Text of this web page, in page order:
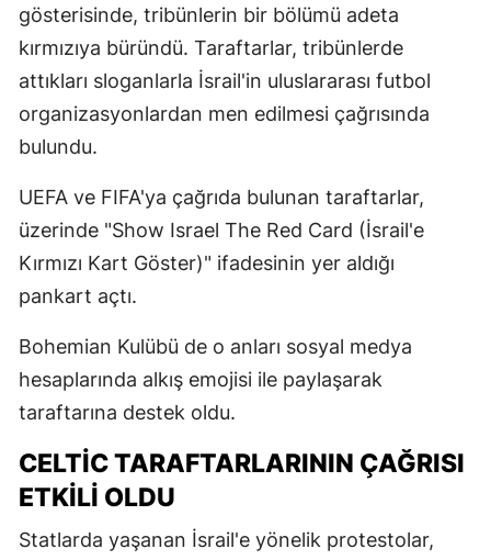
gösterisinde, tribünlerin bir bölümü adeta
kırmızıya büründü. Taraftarlar, tribünlerde
attıkları sloganlarla İsrail'in uluslararası futbol
organizasyonlardan men edilmesi çağrısında
bulundu.
UEFA ve FIFA'ya çağrıda bulunan taraftarlar,
üzerinde "Show Israel The Red Card (İsrail'e
Kırmızı Kart Göster)" ifadesinin yer aldığı
pankart açtı.
Bohemian Kulübü de o anları sosyal medya
hesaplarında alkış emojisi ile paylaşarak
taraftarına destek oldu.
CELTIC TARAFTARLARININ ÇAĞRISI
ETKILI OLDU
Statlarda yaşanan İsrail'e yönelik protestolar,